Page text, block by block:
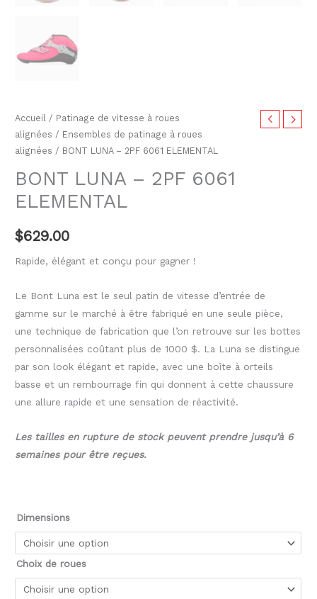
Accueil / Patinage de vitesse à roues
alignées / Ensembles de patinage à roues
alignées / BONT LUNA – 2PF 6061 ELEMENTAL
BONT LUNA – 2PF 6061
ELEMENTAL
$629.00
Rapide, élégant et conçu pour gagner !
Le Bont Luna est le seul patin de vitesse d’entrée de
gamme sur le marché à être fabriqué en une seule pièce,
une technique de fabrication que l’on retrouve sur les bottes
personnalisées coûtant plus de 1000 $. La Luna se distingue
par son look élégant et rapide, avec une boîte à orteils
basse et un rembourrage fin qui donnent à cette chaussure
une allure rapide et une sensation de réactivité.
Les tailles en rupture de stock peuvent prendre jusqu’à 6
semaines pour être reçues.
Dimensions
Choix de roues